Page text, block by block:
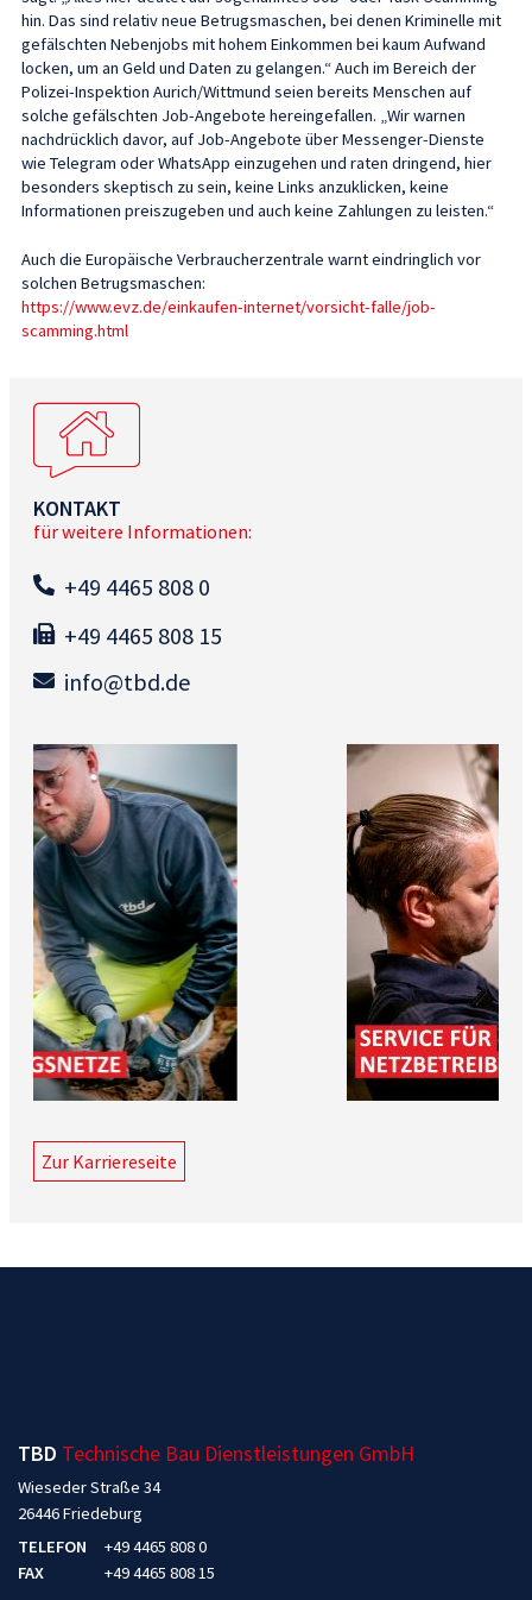
hin. Das sind relativ neue Betrugsmaschen, bei denen Kriminelle mit
gefälschten Nebenjobs mit hohem Einkommen bei kaum Aufwand
locken, um an Geld und Daten zu gelangen.“ Auch im Bereich der
Polizei-Inspektion Aurich/Wittmund seien bereits Menschen auf
solche gefälschten Job-Angebote hereingefallen. „Wir warnen
nachdrücklich davor, auf Job-Angebote über Messenger-Dienste
wie Telegram oder WhatsApp einzugehen und raten dringend, hier
besonders skeptisch zu sein, keine Links anzuklicken, keine
Informationen preiszugeben und auch keine Zahlungen zu leisten.“
Auch die Europäische Verbraucherzentrale warnt eindringlich vor
solchen Betrugsmaschen:
https://www.evz.de/einkaufen-internet/vorsicht-falle/job-
scamming.html
KONTAKT
für weitere Informationen:
+49 4465 808 0
+49 4465 808 15
info@tbd.de
Zur Karriereseite
TBD Technische Bau Dienstleistungen GmbH
Wieseder Straße 34
26446 Friedeburg
TELEFON
+49 4465 808 0
FAX
+49 4465 808 15